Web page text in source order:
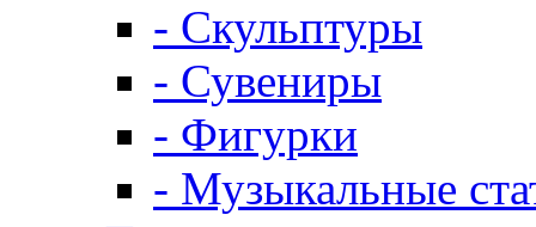
- Скульптуры
- Сувениры
- Фигурки
- Музыкальные